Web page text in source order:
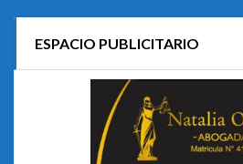
ESPACIO PUBLICITARIO